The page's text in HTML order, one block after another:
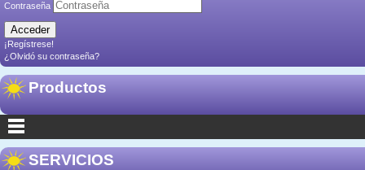
Contraseña
¡Regístrese!
¿Olvidó su contraseña?
Productos
SERVICIOS